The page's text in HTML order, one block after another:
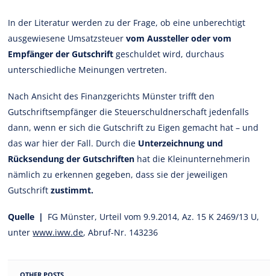
In der Literatur werden zu der Frage, ob eine unberechtigt
ausgewiesene Umsatzsteuervom Aussteller oder vom
Empfänger der Gutschrift geschuldet wird, durchaus
unterschiedliche Meinungen vertreten.
Nach Ansicht des Finanzgerichts Münster trifft den
Gutschriftsempfänger die Steuerschuldnerschaft jedenfalls
dann, wenn er sich die Gutschrift zu Eigen gemacht hat – und
das war hier der Fall. Durch die Unterzeichnung und
Rücksendung der Gutschriften hat die Kleinunternehmerin
nämlich zu erkennen gegeben, dass sie der jeweiligen
Gutschriftzustimmt.
Quelle | FG Münster, Urteil vom 9.9.2014, Az. 15 K 2469/13 U,
unterwww.iww.de, Abruf-Nr. 143236